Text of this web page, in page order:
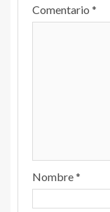
Comentario *
Nombre*